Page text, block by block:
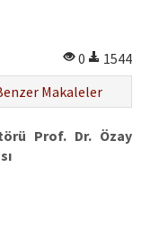
0
1544
Makaleler
Prof. Dr. Özay